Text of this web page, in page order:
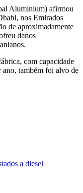
Aluminium) afirmou
nos Emirados
de aproximadamente
danos
com capacidade
ano, também foi alvo de
a diesel